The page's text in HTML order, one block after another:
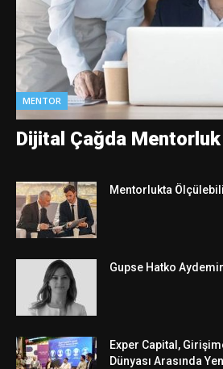
MENTOR
Dijital Çağda
Mentorlukta
Gupse Hatko Aydemir
Exper Capital,
Dünyası Arasında